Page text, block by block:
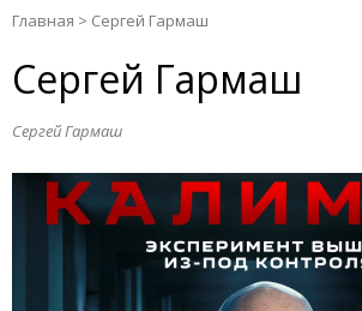
Главная > Сергей Гармаш
Сергей Гармаш
Сергей Гармаш